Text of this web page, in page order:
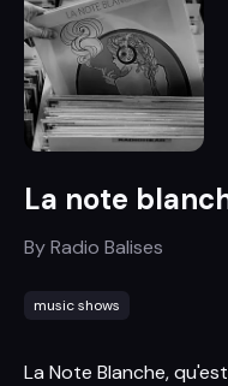
La note
ByRadio Balises
music shows
La Note Blanche,